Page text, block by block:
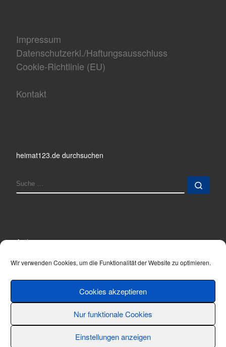
Wir verwenden Cookies, um die Funktionalität der Website zu optimieren.
Cookies akzeptieren
Nur funktionale Cookies
Einstellungen anzeigen
Impressum
Datenschutzerkl./Haftungsausschluss
Cookie-Richtlinie (EU)
Kontakt
heimat123.de durchsuchen
SUCHE
Archiv
© 2001 - 2026 Thomas Hönemann – Alle Rechte vorbehalten